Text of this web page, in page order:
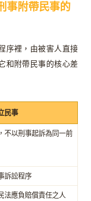
事附帶民事的
序裡，由被害人直接
和附帶民事的核心差
民事
不以刑事起訴為同一前
訴訟程序
法應負賠償責任之人